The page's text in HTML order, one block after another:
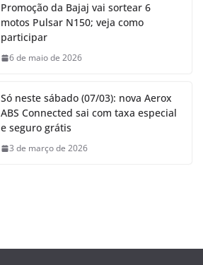
Promoção da Bajaj vai sortear 6
motos Pulsar N150; veja como
participar
6 de maio de 2026
Só neste sábado (07/03): nova Aerox
ABS Connected sai com taxa especial
e seguro grátis
3 de março de 2026